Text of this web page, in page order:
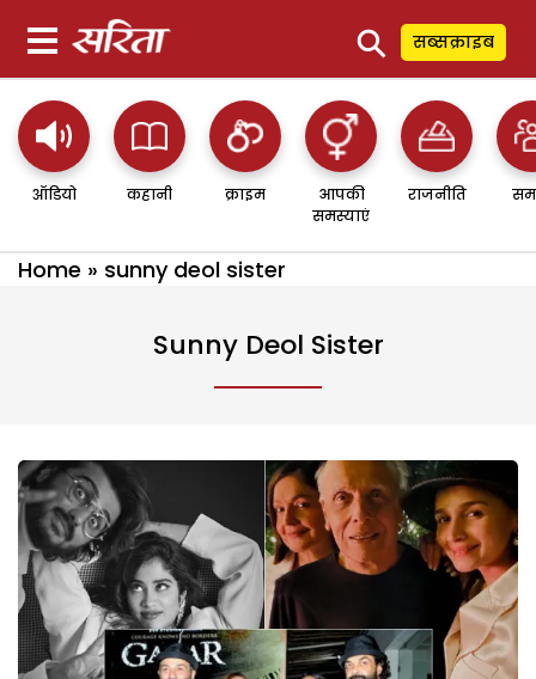
⚲ सब्सक्राइब
ऑडियो कहानी क्राइम
आपकी
समस्याएं
राजनीति
Home » sunny deol sister
Sunny Deol Sister